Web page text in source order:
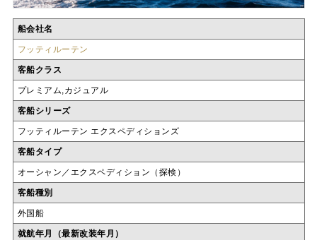
船会社名
フッティルーテン
客船クラス
プレミアム,カジュアル
客船シリーズ
フッティルーテン エクスペディションズ
客船タイプ
オーシャン／エクスペディション（探検）
客船種別
外国船
就航年月（最新改装年月）